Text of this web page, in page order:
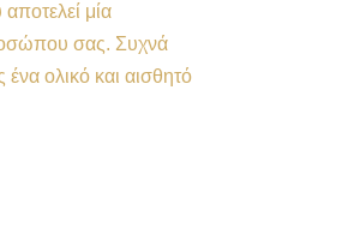
μία
σας. Συχνά
ολικό και αισθητό